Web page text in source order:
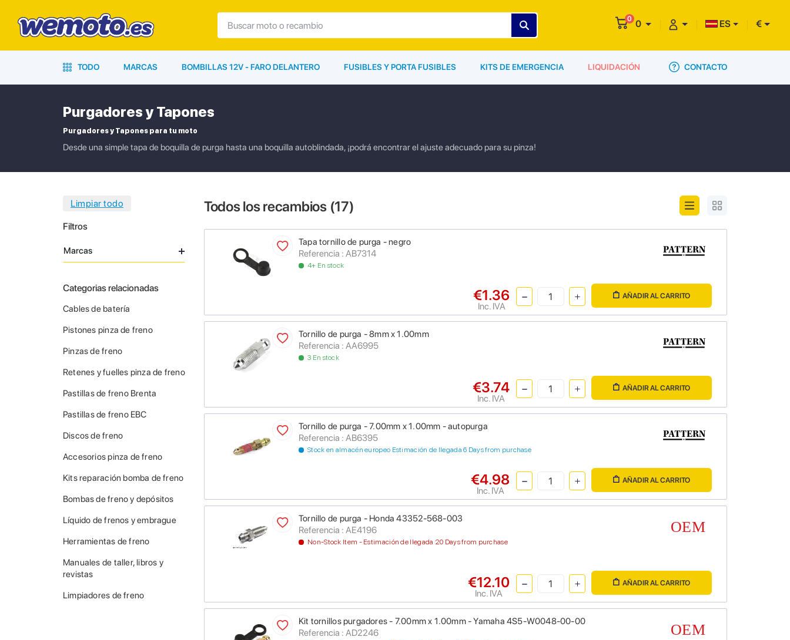
0 0 ES €
TODO MARCAS BOMBILLAS 12V - FARO DELANTERO FUSIBLES Y PORTA FUSIBLES KITS DE EMERGENCIA LIQUIDACIÓN CONTACTO
Purgadores y Tapones
Purgadores y Tapones para tu moto
Desde una simple tapa de boquilla de purga hasta una boquilla autoblindada, ¡podrá encontrar el ajuste adecuado para su pinza!
Filtros
Marcas
Categorias relacionadas
Cables de batería
Pistones pinza de freno
Pinzas de freno
Retenes y fuelles pinza de freno
Pastillas de freno Brenta
Pastillas de freno EBC
Discos de freno
Accesorios pinza de freno
Kits reparación bomba de freno
Bombas de freno y depósitos
Líquido de frenos y embrague
Herramientas de freno
Manuales de taller, libros y
revistas
Limpiadores de freno
Todos los recambios (17)
Tapa tornillo de purga - negro
Referencia : AB7314
4+ En stock
€1.36
Inc. IVA
AÑADIR AL CARRITO
Tornillo de purga - 8mm x 1.00mm
Referencia : AA6995
3 En stock
€3.74
Inc. IVA
AÑADIR AL CARRITO
Tornillo de purga - 7.00mm x 1.00mm - autopurga
Referencia : AB6395
Stock en almacén europeo Estimación de llegada 6 Days from purchase
€4.98
Inc. IVA
AÑADIR AL CARRITO
Tornillo de purga - Honda 43352-568-003
Referencia : AE4196
Non-Stock Item - Estimación de llegada 20 Days from purchase
€12.10
Inc. IVA
AÑADIR AL CARRITO
Kit tornillos purgadores - 7.00mm x 1.00mm - Yamaha 4S5-W0048-00-00
Referencia : AD2246